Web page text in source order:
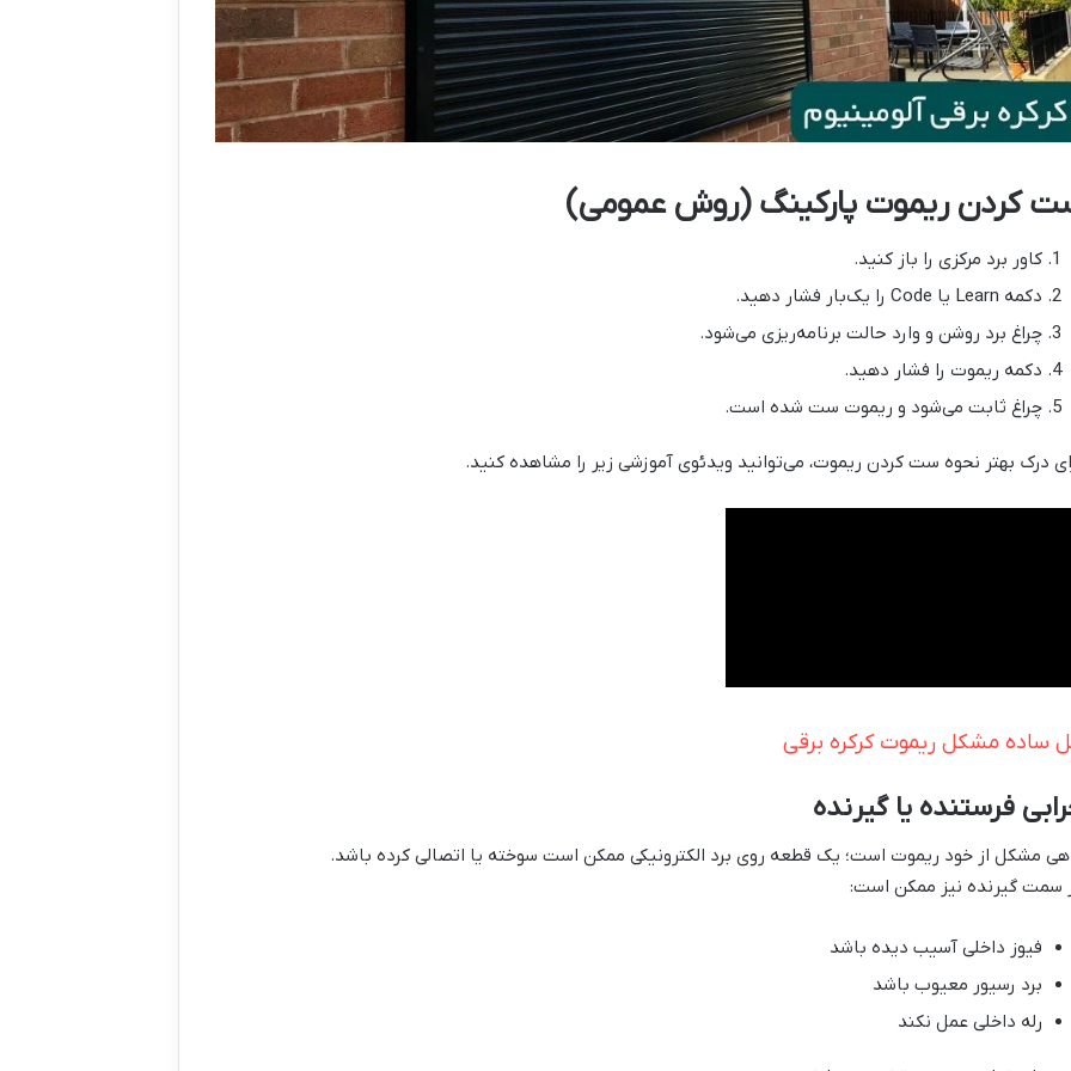
کردن ریموت پارکینگ (روش عمومی)
کاور برد مرکزی را باز کنید.
دکمه Learn یا Code را یک‌بار فشار دهید.
چراغ برد روشن و وارد حالت برنامه‌ریزی می‌شود.
دکمه ریموت را فشار دهید.
چراغ ثابت می‌شود و ریموت ست شده است.
درک بهتر نحوه ست کردن ریموت، می‌توانید ویدئوی آموزشی زیر را مشاهده کنید.
ساده مشکل ریموت کرکره برقی
فرستنده یا گیرنده
مشکل از خود ریموت است؛ یک قطعه روی برد الکترونیکی ممکن است سوخته یا اتصالی کرده باشد.
سمت گیرنده نیز ممکن است:
فیوز داخلی آسیب دیده باشد
برد رسیور معیوب باشد
رله داخلی عمل نکند